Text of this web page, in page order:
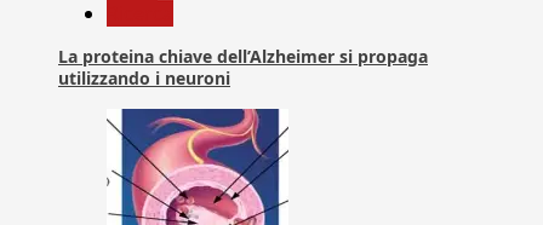
La proteina chiave dell’Alzheimer si propaga
utilizzando i neuroni